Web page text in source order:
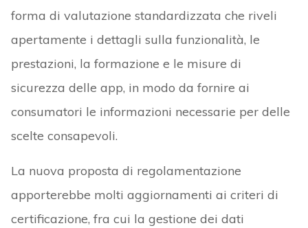
forma di valutazione standardizzata che riveli
apertamente i dettagli sulla funzionalità, le
prestazioni, la formazione e le misure di
sicurezza delle app, in modo da fornire ai
consumatori le informazioni necessarie per delle
scelte consapevoli.
La nuova proposta di regolamentazione
apporterebbe molti aggiornamenti ai criteri di
certificazione, fra cui la gestione dei dati